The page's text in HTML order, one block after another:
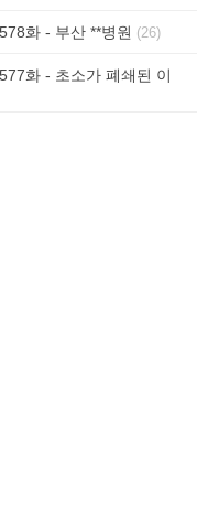
화 - 부산 **병원 (26)
화 - 초소가 폐쇄된 이